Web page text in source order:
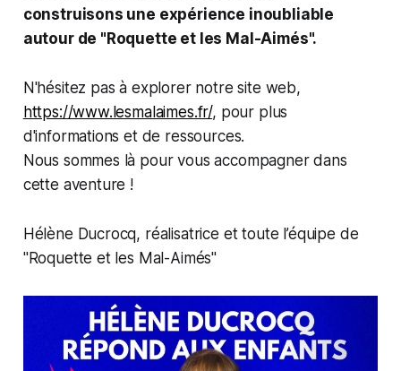
construisons une expérience inoubliable
autour de "Roquette et les Mal-Aimés".
N'hésitez pas à explorer notre site web,
https://www.lesmalaimes.fr/, pour plus
d'informations et de ressources.
Nous sommes là pour vous accompagner dans
cette aventure !
Hélène Ducrocq, réalisatrice et toute l’équipe de
"Roquette et les Mal-Aimés"